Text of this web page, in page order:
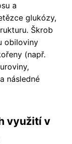
a
glukózy,
Škrob
obiloviny
(např.
následné
využití v